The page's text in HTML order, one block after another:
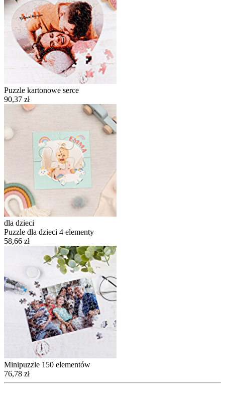
Puzzle kartonowe serce
90,37 zł
dla dzieci
Puzzle dla dzieci 4 elementy
58,66 zł
Minipuzzle 150 elementów
76,78 zł